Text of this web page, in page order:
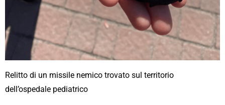
Relitto di un missile nemico trovato sul territorio
dell’ospedale pediatrico